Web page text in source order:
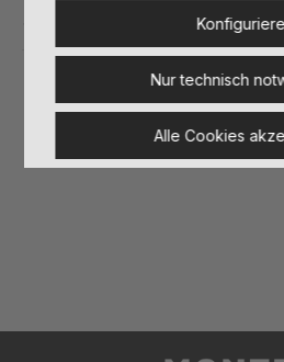
Sicherheitshinweise
Herstellerinformationen
Nur technisch
Alle Cookies